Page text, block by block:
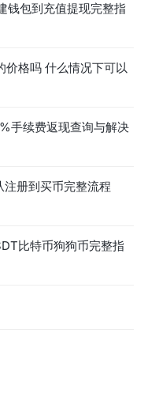
钱包到充值提现完整指
格吗 什么情况下可以
手续费返现查询与解决
册到买币完整流程
比特币狗狗币完整指